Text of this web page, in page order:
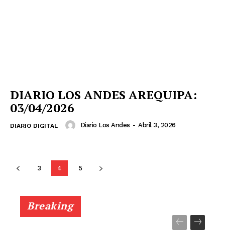
Contacto
DIARIO LOS ANDES AREQUIPA:
03/04/2026
DIARIO DIGITAL Diario Los Andes - Abril 3, 2026
3 4 5
Breaking